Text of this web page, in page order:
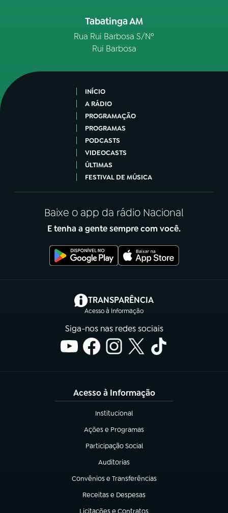
Tabatinga AM
Rua Rui Barbosa S/Nº
Rui Barbosa
INÍCIO
A RÁDIO
PROGRAMAÇÃO
PROGRAMAS
PODCASTS
VIDEOCASTS
ÚLTIMAS
FESTIVAL DE MÚSICA
Baixe o app da rádio Nacional
E tenha a gente sempre com você.
TRANSPARÊNCIA
Acesso à Informação
(abre em nova aba)
Siga-nos nas redes sociais
Acesso à Informação
Institucional
(abre em nova aba)
Ações e Programas
(abre em nova aba)
Participação Social
(abre em nova aba)
Auditorias
(abre em nova aba)
Convênios e Transferências
(abre em nova aba)
Receitas e Despesas
(abre em nova aba)
Licitações e Contratos